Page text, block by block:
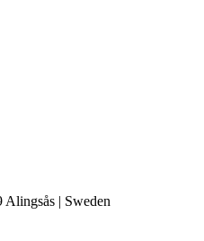
Alingsås | Sweden